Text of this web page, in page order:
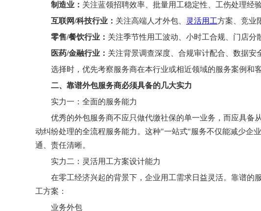
制造业： 关注蓝领招聘效率、批量用工稳定性、工伤处理经验
互联网/科技行业： 关注高端人才外包、 灵活用工方案、竞业
零售/餐饮行业： 关注季节性用工波动、小时工合规、门店分
医药/金融行业： 关注背景调查深度、合规审计配合、数据安
选择时，优先考察服务商在本行业或相近领域的服务案例和
二、靠谱外包服务商必须具备的几大实力
实力一：全面的服务能力
优秀的外包服务商不应只做代缴社保的单一业务，而应
动纠纷处理的全流程服务能力。这种"一站式"服务不仅能减少企
通、责任清晰。
实力二：灵活用工方案设计能力
在零工经济兴起的背景下，企业用工需求日益灵活。靠谱的
工方案：
业务外包